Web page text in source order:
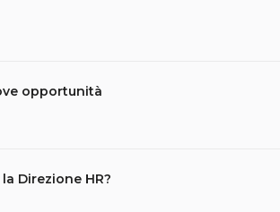
opportunità
Direzione HR?